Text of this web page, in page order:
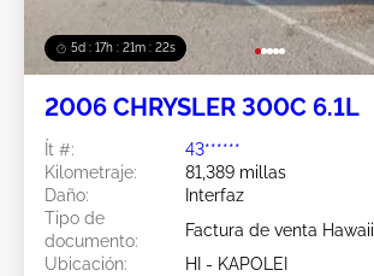
5d : 17h : 21m : 19s
2006 CHRYSLER 300C 6.1L
Ít #:
43******
Kilometraje:
81,389 millas
Daño:
Interfaz
Tipo de
documento:
Factura de venta Hawaii
Ubicación:
HI - KAPOLEI